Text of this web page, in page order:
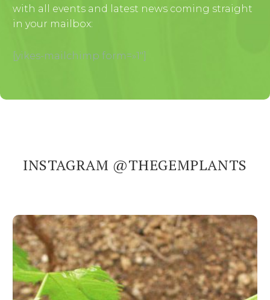
with all events and latest news coming straight
in your mailbox:
[yikes-mailchimp form=»1″]
INSTAGRAM @THEGEMPLANTS